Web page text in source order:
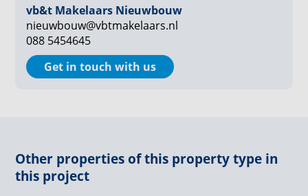
De grote loggia is een verlengstuk van de
woonkamer. Hier zit je heerlijk beschut en kun je
urenlang tafelen, relaxen of lezen.
- Inclusief eigen parkeerplaats
vb&t Makelaars Nieuwbouw
nieuwbouw@vbtmakelaars.nl
088 5454645
Get in touch with us
Other properties of this property type in
this project